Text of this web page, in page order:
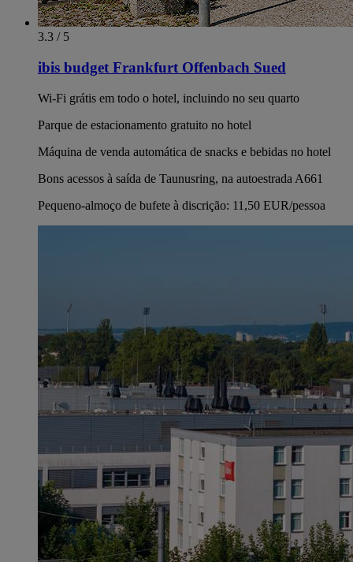
3.3 / 5
ibis budget Frankfurt Offenbach Sued
Wi-Fi grátis em todo o hotel, incluindo no seu quarto
Parque de estacionamento gratuito no hotel
Máquina de venda automática de snacks e bebidas no hotel
Bons acessos à saída de Taunusring, na autoestrada A661
Pequeno-almoço de bufete à discrição: 11,50 EUR/pessoa